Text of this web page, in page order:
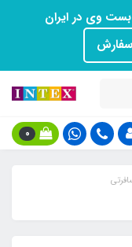
وی در ایران
0